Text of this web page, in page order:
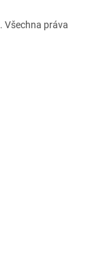
. Všechna práva